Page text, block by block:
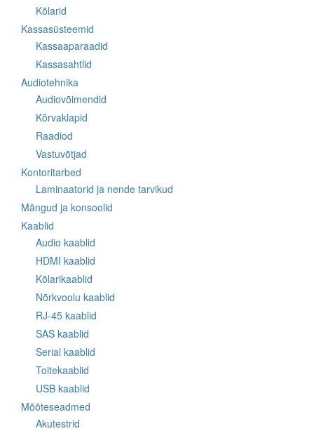
Kõlarid
Kassasüsteemid
Kassaaparaadid
Kassasahtlid
Audiotehnika
Audiovõimendid
Kõrvaklapid
Raadiod
Vastuvõtjad
Kontoritarbed
Laminaatorid ja nende tarvikud
Mängud ja konsoolid
Kaablid
Audio kaablid
HDMI kaablid
Kõlarikaablid
Nõrkvoolu kaablid
RJ-45 kaablid
SAS kaablid
Serial kaablid
Toitekaablid
USB kaablid
Mõõteseadmed
Akutestrid